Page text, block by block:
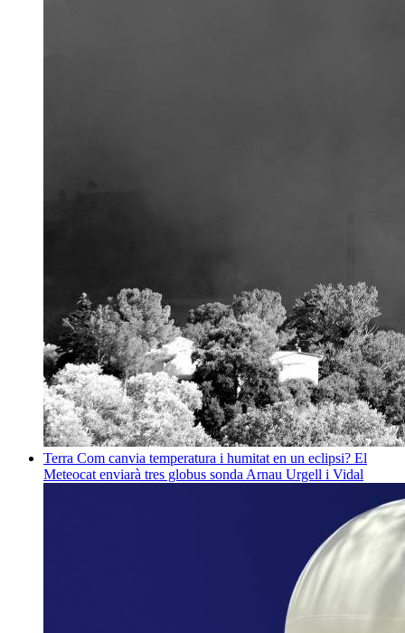
Terra Com canvia temperatura i humitat en un eclipsi? El
Meteocat enviarà tres globus sonda Arnau Urgell i Vidal